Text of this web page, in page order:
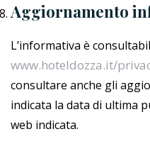
Aggiornamento
L’informativa è
www.hoteldozza.it/
consultare anche gli
indicata la data di ultima
web indicata.